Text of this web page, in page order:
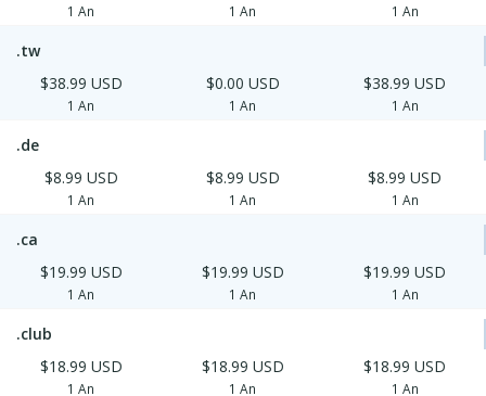
1 An 1 An 1 An
.tw
$38.99 USD
1 An
$0.00 USD
1 An
$38.99 USD
1 An
.de
$8.99 USD
1 An
$8.99 USD
1 An
$8.99 USD
1 An
.ca
$19.99 USD
1 An
$19.99 USD
1 An
$19.99 USD
1 An
.club
$18.99 USD
1 An
$18.99 USD
1 An
$18.99 USD
1 An